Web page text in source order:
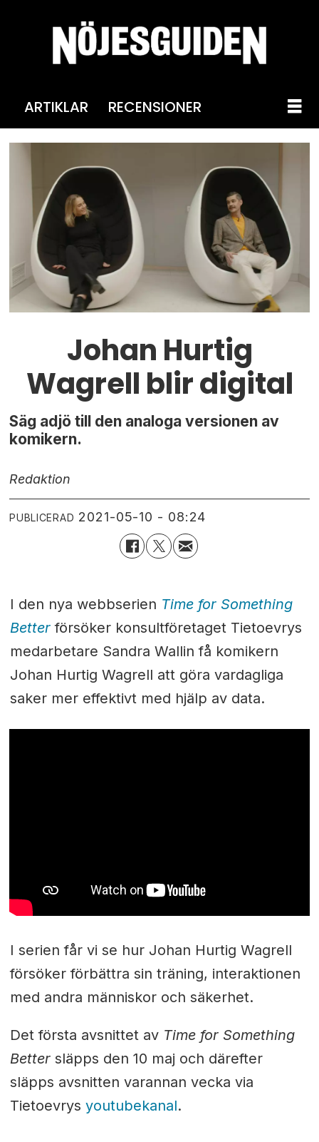
ARTIKLAR RECENSIONER
Johan Hurtig
Wagrell blir digital
Säg adjö till den analoga versionen av
komikern.
Redaktion
PUBLICERAD 2021-05-10 - 08:24
I den nya webbserien Time for Something
Betterförsöker konsultföretaget Tietoevrys
medarbetare Sandra Wallin få komikern
Johan Hurtig Wagrell att göra vardagliga
saker mer effektivt med hjälp av data.
I serien får vi se hur Johan Hurtig Wagrell
försöker förbättra sin träning, interaktionen
med andra människor och säkerhet.
Det första avsnittet av Time for Something
Better släpps den 10 maj och därefter
släpps avsnitten varannan vecka via
Tietoevrys youtubekanal.